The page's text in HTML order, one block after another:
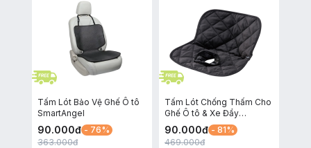
Tấm Lót Bảo Vệ Ghế Ô tô
SmartAngel
90.000đ - 76%
363.000đ
Tấm Lót Chống Thấm Cho
Ghế Ô tô & Xe Đẩy
SmartAngel
90.000đ - 81%
469.000đ